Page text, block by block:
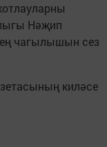
Нәҗип
чагылышын сез
киләсе